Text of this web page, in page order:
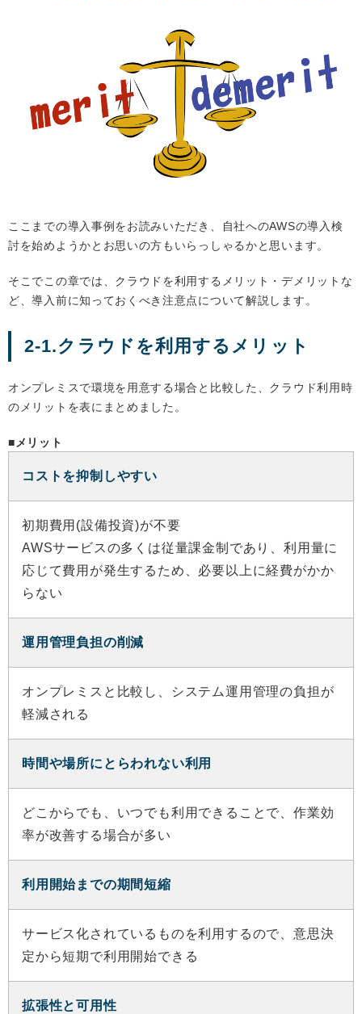
ここまでの導入事例をお読みいただき、自社へのAWSの導入検
討を始めようかとお思いの方もいらっしゃるかと思います。
そこでこの章では、クラウドを利用するメリット・デメリットな
ど、導入前に知っておくべき注意点について解説します。
2-1.クラウドを利用するメリット
オンプレミスで環境を用意する場合と比較した、クラウド利用時
のメリットを表にまとめました。
■メリット
コストを抑制しやすい
初期費用(設備投資)が不要
AWSサービスの多くは従量課金制であり、利用量に
応じて費用が発生するため、必要以上に経費がかか
らない
運用管理負担の削減
オンプレミスと比較し、システム運用管理の負担が
軽減される
時間や場所にとらわれない利用
どこからでも、いつでも利用できることで、作業効
率が改善する場合が多い
利用開始までの期間短縮
サービス化されているものを利用するので、意思決
定から短期で利用開始できる
拡張性と可用性